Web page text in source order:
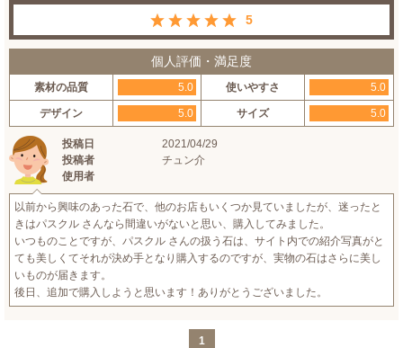
5
個人評価・満足度
素材の品質 5.0 使いやすさ 5.0
デザイン 5.0 サイズ 5.0
投稿日
2021/04/29
投稿者
チュン介
使用者
以前から興味のあった石で、他のお店もいくつか見ていましたが、迷ったと
きはパスクル さんなら間違いがないと思い、購入してみました。
いつものことですが、パスクル さんの扱う石は、サイト内での紹介写真がと
ても美しくてそれが決め手となり購入するのですが、実物の石はさらに美し
いものが届きます。
後日、追加で購入しようと思います！ありがとうございました。
1